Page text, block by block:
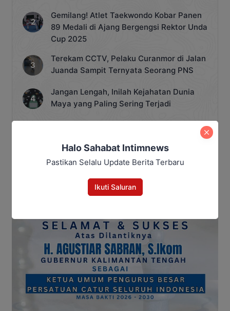
Gemilang! Atlet Taekwondo Kobar Panen
89 Medali di Ajang Bergengsi Rektor Unda
Cup 2025
Terekam CCTV, Pelaku Curanmor di Jalan
Juanda Sampit Ternyata Seorang PNS
Jangan Lengah, Inilah Kejahatan Dunia
Maya yang Paling Sering Terjadi
Siapkan Saksi Permanen, Demokrat Kotim
2029Halo Sahabat Intimnews
Pastikan Selalu Update Berita Terbaru
Ikuti Saluran